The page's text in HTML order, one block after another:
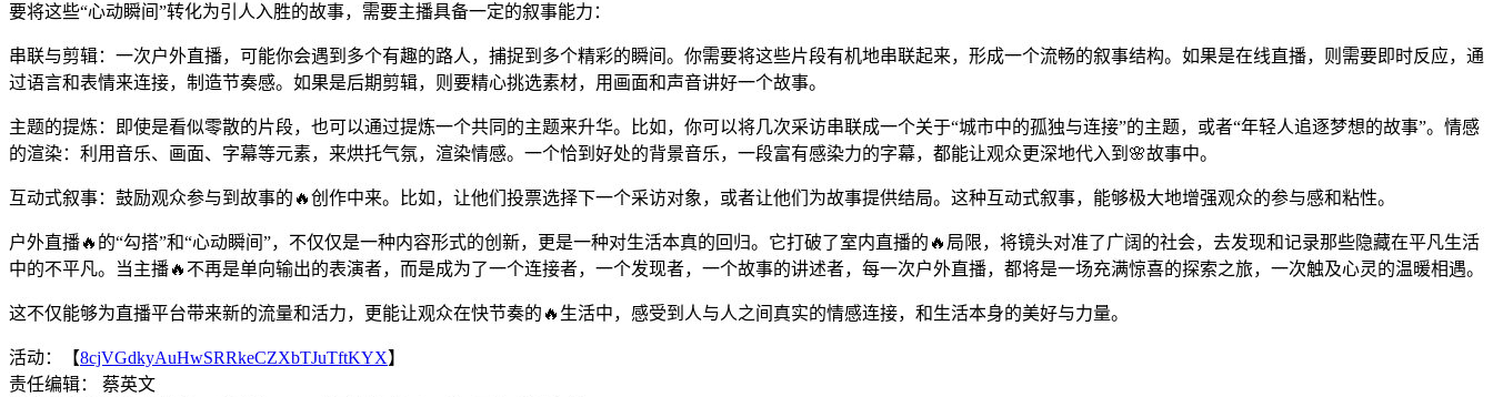
要将这些“心动瞬间”转化为引人入胜的故事，需要主播具备一定的叙事能力：
串联与剪辑：一次户外直播，可能你会遇到多个有趣的路人，捕捉到多个精彩的瞬间。你需要将这些片段有机地串联起来，形成一个流畅的叙事结构。如果是在线直播，则需要即时反应，通
过语言和表情来连接，制造节奏感。如果是后期剪辑，则要精心挑选素材，用画面和声音讲好一个故事。
主题的提炼：即使是看似零散的片段，也可以通过提炼一个共同的主题来升华。比如，你可以将几次采访串联成一个关于“城市中的孤独与连接”的主题，或者“年轻人追逐梦想的故事”。情感
的渲染：利用音乐、画面、字幕等元素，来烘托气氛，渲染情感。一个恰到好处的背景音乐，一段富有感染力的字幕，都能让观众更深地代入到🌸故事中。
互动式叙事：鼓励观众参与到故事的🔥创作中来。比如，让他们投票选择下一个采访对象，或者让他们为故事提供结局。这种互动式叙事，能够极大地增强观众的参与感和粘性。
户外直播🔥的“勾搭”和“心动瞬间”，不仅仅是一种内容形式的创新，更是一种对生活本真的回归。它打破了室内直播的🔥局限，将镜头对准了广阔的社会，去发现和记录那些隐藏在平凡生活
中的不平凡。当主播🔥不再是单向输出的表演者，而是成为了一个连接者，一个发现者，一个故事的讲述者，每一次户外直播，都将是一场充满惊喜的探索之旅，一次触及心灵的温暖相遇。
这不仅能够为直播平台带来新的流量和活力，更能让观众在快节奏的🔥生活中，感受到人与人之间真实的情感连接，和生活本身的美好与力量。
活动：【8cjVGdkyAuHwSRRkeCZXbTJuTftKYX】
责任编辑： 蔡英文